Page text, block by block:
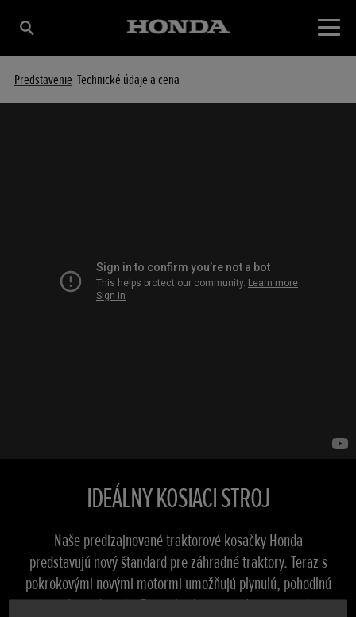
Predstavenie Technické údaje a cena
IDEÁLNY KOSIACI STROJ
Naše predizajnované traktorové kosačky Honda
predstavujú nový štandard pre záhradné traktory. Teraz s
pokrokovými novými motormi umožňujú plynulú, pohodlnú
a príjemnú jazdu. Tieto skvelo vyzerajúce stroje sú